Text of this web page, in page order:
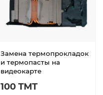
Замена термопрокладок
и термопасты на
видеокарте
100 TMT